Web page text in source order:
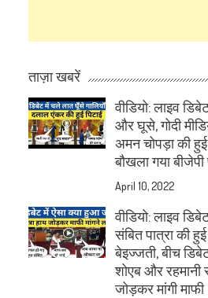
ताज़ा खबरें
वीडियो: लाइव
और घूसे, गोदी
अमन चोपड़ा की
बौखला गया
April 10, 2022
वीडियो: लाइव
संबित पात्रा की
बेइज्जती, बीच
शोएब और रहमानी
जोड़कर मांगी माफी